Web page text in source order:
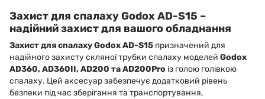
Захист для спалаху Godox AD-S15 –
надійний захист для вашого обладнання
Захист для спалаху Godox AD-S15 призначений для
надійного захисту скляної трубки спалаху моделей Godox
AD360, AD360II, AD200 та AD200Pro із голою голівкою
спалаху. Цей аксесуар забезпечує додатковий рівень
безпеки під час зберігання та транспортування,